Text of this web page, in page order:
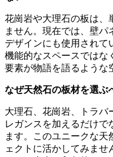
花崗岩や大理石の板は、
ません。現在では、壁
デザインにも使用されて
機能的なスペースではな
要素が物語を語るような
なぜ天然石の板材を選ぶ
大理石、花崗岩、トラバ
レガンスを加えるだけで
ます。このユニークな
ェクトに活かしてみま